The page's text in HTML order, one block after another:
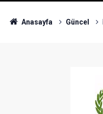
Anasayfa Güncel